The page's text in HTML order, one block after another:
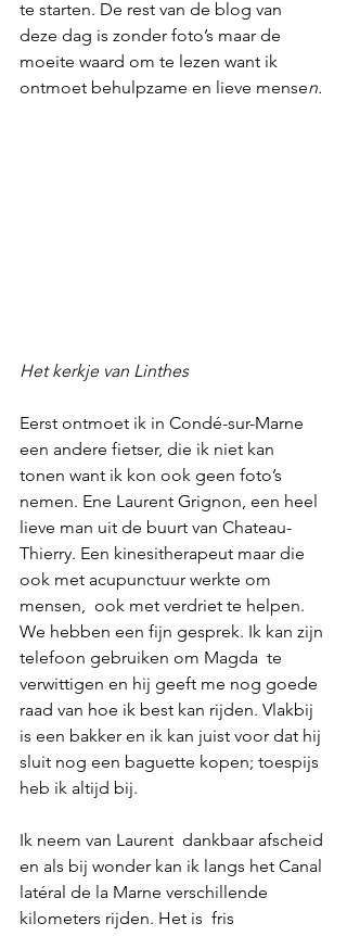
te starten. De rest van de blog van
deze dag is zonder foto’s maar de
moeite waard om te lezen want ik
ontmoet behulpzame en lieve mensen.
Het kerkje van Linthes
Eerst ontmoet ik in Condé-sur-Marne
een andere fietser, die ik niet kan
tonen want ik kon ook geen foto’s
nemen. Ene Laurent Grignon, een heel
lieve man uit de buurt van Chateau-
Thierry. Een kinesitherapeut maar die
ook met acupunctuur werkte om
mensen,  ook met verdriet te helpen.
We hebben een fijn gesprek. Ik kan zijn
telefoon gebruiken om Magda  te
verwittigen en hij geeft me nog goede
raad van hoe ik best kan rijden. Vlakbij
is een bakker en ik kan juist voor dat hij
sluit nog een baguette kopen; toespijs
heb ik altijd bij.
Ik neem van Laurent  dankbaar afscheid
en als bij wonder kan ik langs het Canal
latéral de la Marne verschillende
kilometers rijden. Het is  fris